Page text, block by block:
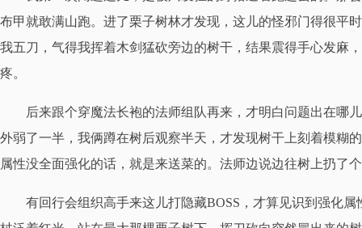
布甲就敢满山跑。进了栗子树林才发现，这儿的怪邪门得很平
我五刀，气得我挥着木剑猛砍旁边的树干，结果震得手心发麻
疼。
后来跟个穿魔法长袍的法师组队再来，才明白问题出在哪
外弱了一半，我俩蹲在树后观察半天，才发现树干上刻着模糊
属性没全面强化的话，就是来送菜的。法师边说边往树上扔了
有回行会组织高手来这儿打隐藏BOSS，才算见识到强化属